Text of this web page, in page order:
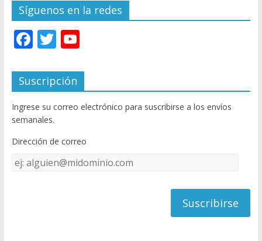
Síguenos en la redes
F
e
b
o
o
k
T
itt
er
Y
u
T
u
e
C
Suscripción
Ingrese su correo electrónico para suscribirse a los envíos
semanales.
Dirección de correo
Dirección
de